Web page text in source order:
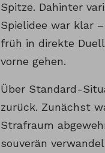
Spitze. Dahinter
Spielidee war klar
früh in direkte
vorne gehen.
Über Standard-
zurück. Zunächst
Strafraum
souverän